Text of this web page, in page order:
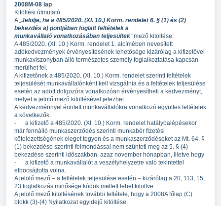
2008M-08 lap
Kitöltési útmutató:
A Jelölje, ha a 485/2020. (XI. 10.) Korm. rendelet 6. § (1) és (2)
bekezdés a) pontjában foglalt feltételek a
munkavállaló vonatkozásában teljesültek”mező kitöltése:
A 485/2020. (XI. 10.) Korm. rendelet 1. alcímében nevesített
adókedvezmények érvényesítésének lehetősége kizárólag a kifizetővel
munkaviszonyban álló természetes személy foglalkoztatása kapcsán
merülhet fel.
A kifizetőnek a 485/2020. (XI. 10.) Korm. rendelet szerinti feltételek
teljesülését munkavállalónként kell vizsgálnia és a feltételek teljesülése
esetén az adott dolgozóra vonatkozóan érvényesítheti a kedvezményt,
melyet a jelölő mező kitöltésével jelezhet.
A kedvezménnyel érintett munkavállalókra vonatkozó együttes feltételek
a következők:
- a kifizető a 485/2020. (XI. 10.) Korm. rendelet hatálybalépésekor
már fennálló munkaszerződés szerinti munkabér fizetési
kötelezettségének eleget tegyen és a munkaszerződéseket az Mt. 64. §
(1) bekezdése szerinti felmondással nem szünteti meg az 5. § (4)
bekezdése szerinti időszakban, azaz november hónapban, illetve hogy
- a kifizető a munkavállalót a veszélyhelyzetre való tekintettel
elbocsájtotta volna.
A jelölő mező – a feltételek teljesülése esetén – kizárólag a 20, 113, 15,
23 foglalkozás minősége kódok mellett lehet kitöltve.
A jelölő mező kitöltésének további feltétele, hogy a 2008A főlap (C)
blokk (3)-(4) Nyilatkozat egyidejű kitöltése.